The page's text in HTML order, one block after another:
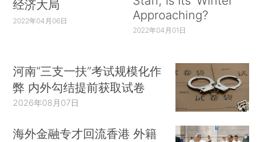
经济大局
2022年04月06日
Approaching?
2022年04月01日
河南“三支一扶”考试规模化作
弊 内外勾结提前获取试卷
2026年08月07日
海外金融专才回流香港 外籍